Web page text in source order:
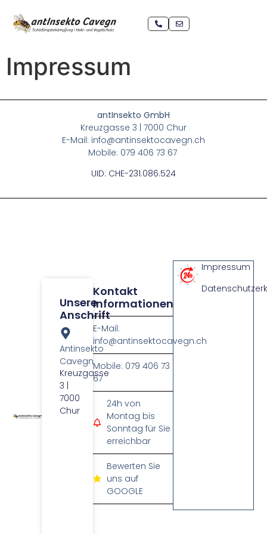
Impressum
antInsekto GmbH
Kreuzgasse 3 | 7000 Chur
E-Mail: info@antinsektocavegn.ch
Mobile: 079 406 73 67
UID: CHE-231.086.524
Unsere
Anschrift
Antinsekto
Cavegn
Kreuzgasse
3 |
7000
Chur
Kontakt
Informationen
E-Mail:
info@antinsektocavegn.ch
Mobile: 079 406 73
67
24h von
Montag bis
Sonntag für Sie
erreichbar
Bewerten Sie
uns auf
GOOGLE
Impressum